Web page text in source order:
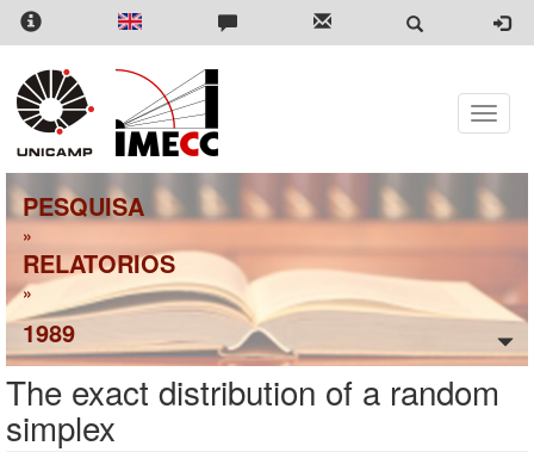
Pular
para
conteúdo
principal
Toggle
PESQUISA
»
RELATORIOS
»
1989
The exact distribution of a random
simplex